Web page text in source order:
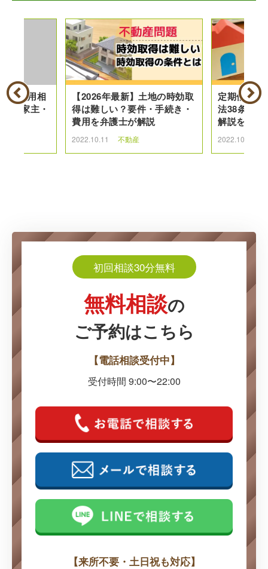
士費用相
ト|家主・
【2026年最新】土地の時効取
得は難しい？要件・手続き・
費用を弁護士が解説
2022.10.11 不動産
定期借家契
法38条の
解説をしま
2022.10.1
初回相談30分無料
無料相談の
ご予約はこちら
【電話相談受付中】
受付時間 9:00〜22:00
【来所不要・土日祝も対応】